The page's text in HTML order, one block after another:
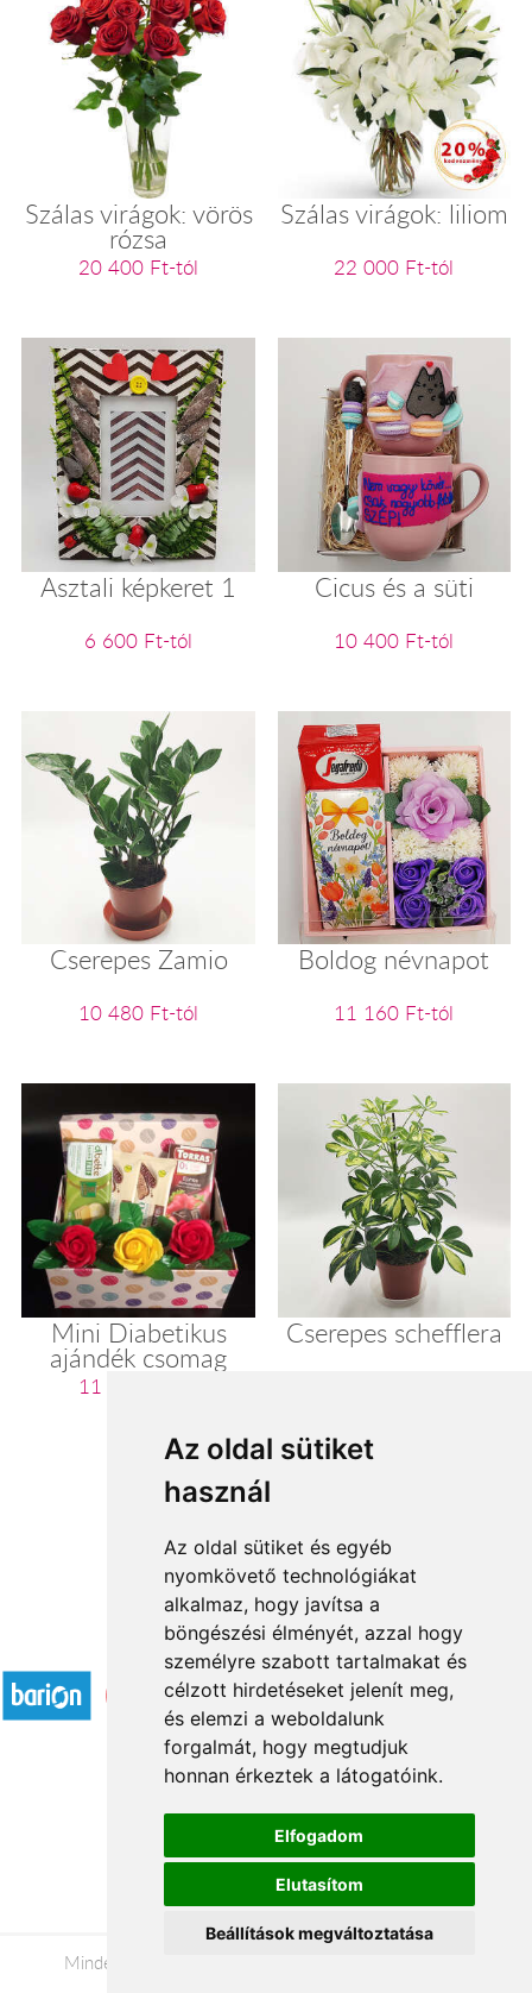
Az oldal sütiket
használ
Az oldal sütiket és egyéb
nyomkövető technológiákat
alkalmaz, hogy javítsa a
böngészési élményét, azzal hogy
személyre szabott tartalmakat és
célzott hirdetéseket jelenít meg,
és elemzi a weboldalunk
forgalmát, hogy megtudjuk
honnan érkeztek a látogatóink.
Elfogadom
Elutasítom
Beállítások megváltoztatása
Szálas virágok: vörös
rózsa
20 400 Ft-tól
Szálas virágok: liliom
22 000 Ft-tól
Asztali képkeret 1
6 600 Ft-tól
Cicus és a süti
10 400 Ft-tól
Cserepes Zamio
10 480 Ft-tól
Boldog névnapot
11 160 Ft-tól
Mini Diabetikus
ajándék csomag
11 200 Ft-tól
Cserepes schefflera
2 3 ...
Elfogadott fizetési módok
Á.SZ.F.
Impresszum
Adatkezelési tájékoztató
Minden jog fenntartva © 2026 |